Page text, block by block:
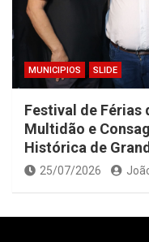
MUNICIPIOS SLIDE
Festival de Férias
Multidão e
Histórica de
25/07/2026